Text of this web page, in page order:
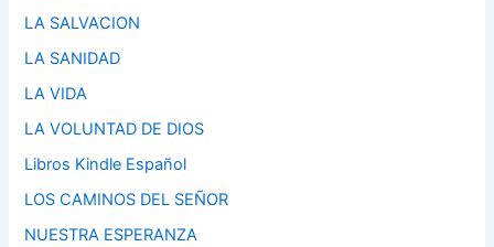
LA SALVACION
LA SANIDAD
LA VIDA
LA VOLUNTAD DE DIOS
Libros Kindle Español
LOS CAMINOS DEL SEÑOR
NUESTRA ESPERANZA